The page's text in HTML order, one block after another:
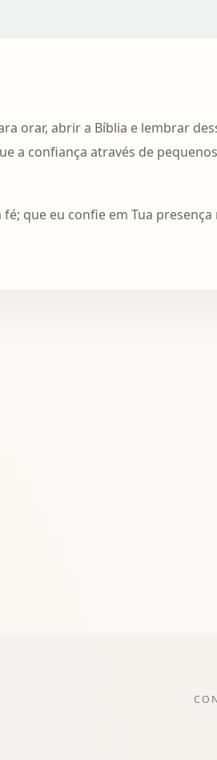
orar, abrir a Bíblia e lembrar
a confiança através de pequenos
que eu confie em Tua presença